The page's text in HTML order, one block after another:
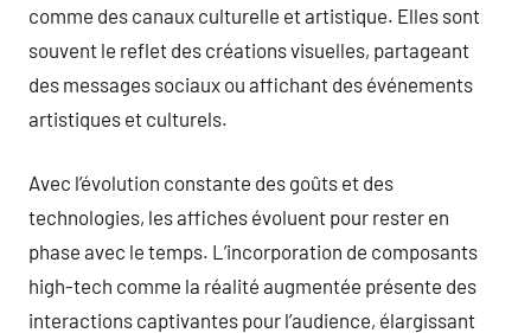
comme des canaux culturelle et artistique. Elles sont
souvent le reflet des créations visuelles, partageant
des messages sociaux ou affichant des événements
artistiques et culturels.
Avec l’évolution constante des goûts et des
technologies, les affiches évoluent pour rester en
phase avec le temps. L’incorporation de composants
high-tech comme la réalité augmentée présente des
interactions captivantes pour l’audience, élargissant